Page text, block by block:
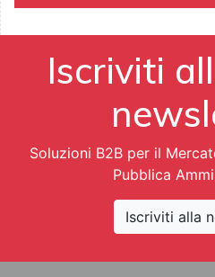
Iscriviti
Soluzioni B2B per il
Pubblica
Iscriviti alla